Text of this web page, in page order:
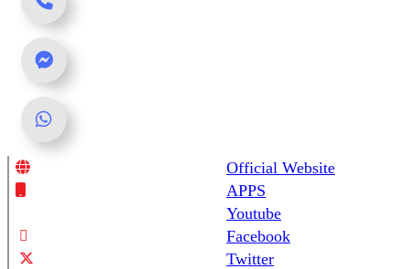
Online News Portal
Official Website
APPS
Youtube
Facebook
Twitter